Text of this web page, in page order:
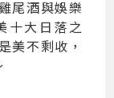
尾酒與娛樂
十大日落之
美不剩收，